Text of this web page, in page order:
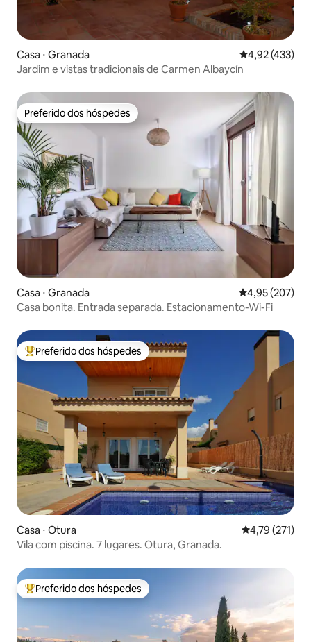
Casa ⋅ Granada 4,92 de uma
4,92 (433)
Jardim e vistas tradicionais de Carmen Albaycín
Preferido dos hóspedes
Preferido dos hóspedes
Casa ⋅ Granada 4,95 de uma
4,95 (207)
Casa bonita. Entrada separada. Estacionamento-Wi-Fi
Entre os melhores preferidos dos hóspedes
Preferido dos hóspedes
Casa ⋅ Otura 4,79 de uma
4,79 (271)
Vila com piscina. 7 lugares. Otura, Granada.
Entre os melhores preferidos dos hóspedes
Preferido dos hóspedes